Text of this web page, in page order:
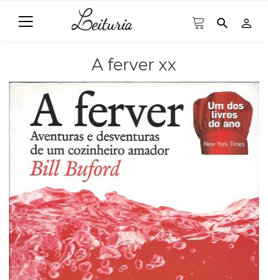
search person_outline
A ferver xx